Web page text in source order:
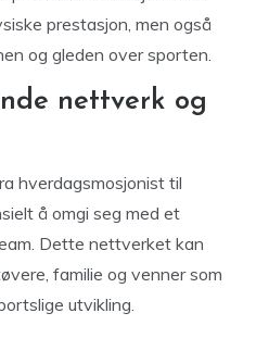
prestasjon, men også
og gleden over sporten.
nettverk og
hverdagsmosjonist til
å omgi seg med et
Dette nettverket kan
familie og venner som
utvikling.